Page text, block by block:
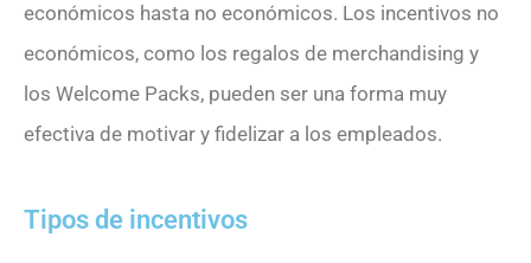
económicos hasta no económicos. Los incentivos no
económicos, como los regalos de merchandising y
los Welcome Packs, pueden ser una forma muy
efectiva de motivar y fidelizar a los empleados.
Tipos de incentivos